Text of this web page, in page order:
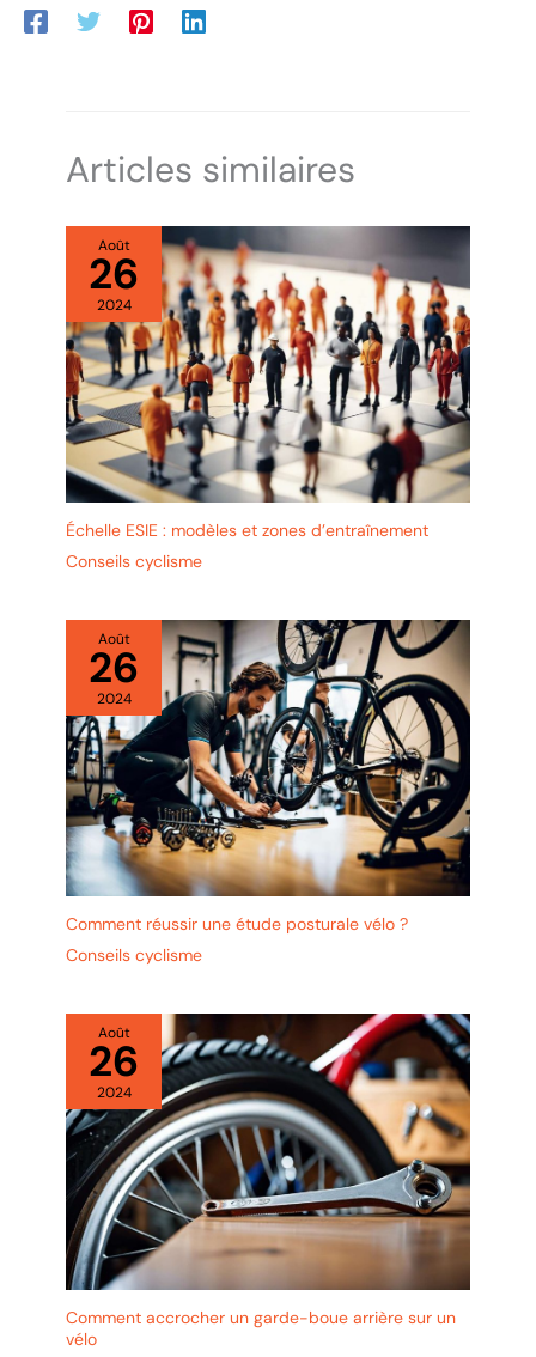
rouille. Avec 3 touches:Le paquet de serrure de chaîne de vélo
contient 3 clés, ce qui est unique et rend le vol plus difficile. Sûr
Articles similaires
Août
26
2024
Échelle ESIE : modèles et zones d’entraînement
Conseils cyclisme
Août
26
2024
Comment réussir une étude posturale vélo ?
Conseils cyclisme
Août
26
2024
Comment accrocher un garde-boue arrière sur un
vélo